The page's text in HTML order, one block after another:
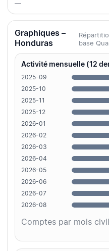
—
Graphiques –
Honduras
base
Activité mensuelle (12
2025-09
2025-10
2025-11
2025-12
2026-01
2026-02
2026-03
2026-04
2026-05
2026-06
2026-07
2026-08
Comptes par mois